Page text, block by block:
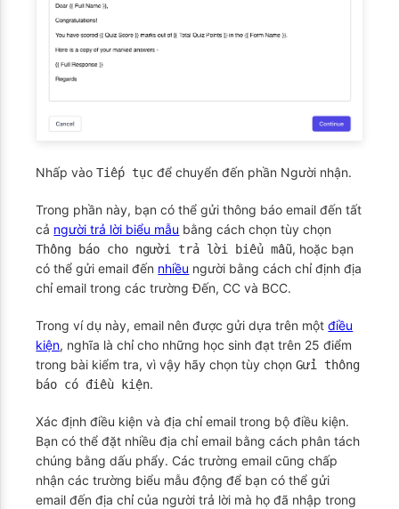
Nhấp vàoTiếp tục để chuyển đến phần Người nhận.
Trong phần này, bạn có thể gửi thông báo email đến tất
cả người trả lời biểu mẫu bằng cách chọn tùy chọn
Thông báo cho người trả lời biểu mẫu, hoặc bạn
có thể gửi email đến nhiều người bằng cách chỉ định địa
chỉ email trong các trường Đến, CC và BCC.
Trong ví dụ này, email nên được gửi dựa trên mộtđiều
kiện, nghĩa là chỉ cho những học sinh đạt trên 25 điểm
trong bài kiểm tra, vì vậy hãy chọn tùy chọnGửi thông
báo có điều kiện.
Xác định điều kiện và địa chỉ email trong bộ điều kiện.
Bạn có thể đặt nhiều địa chỉ email bằng cách phân tách
chúng bằng dấu phẩy. Các trường email cũng chấp
nhận các trường biểu mẫu động để bạn có thể gửi
email đến địa chỉ của người trả lời mà họ đã nhập trong